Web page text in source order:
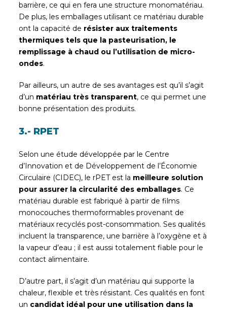
barrière, ce qui en fera une structure monomatériau.
De plus, les emballages utilisant ce matériau durable
ont la capacité de résister aux traitements
thermiques tels que la pasteurisation, le
remplissage à chaud ou l’utilisation de micro-
ondes.
Par ailleurs, un autre de ses avantages est qu’il s’agit
d’un matériau très transparent, ce qui permet une
bonne présentation des produits.
3.- RPET
Selon une étude développée par le Centre
d’Innovation et de Développement de l’Économie
Circulaire (CIDEC), le rPET est la meilleure solution
pour assurer la circularité des emballages. Ce
matériau durable est fabriqué à partir de films
monocouches thermoformables provenant de
matériaux recyclés post-consommation. Ses qualités
incluent la transparence, une barrière à l’oxygène et à
la vapeur d’eau ; il est aussi totalement fiable pour le
contact alimentaire.
D’autre part, il s’agit d’un matériau qui supporte la
chaleur, flexible et très résistant. Ces qualités en font
un candidat idéal pour une utilisation dans la